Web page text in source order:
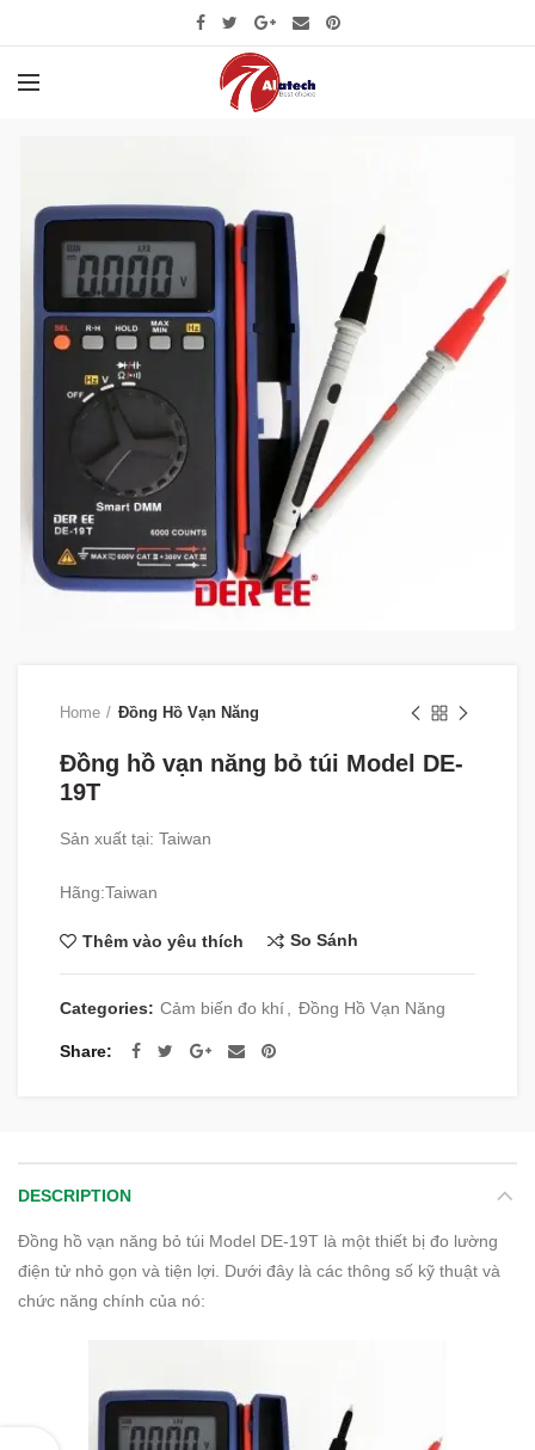
Home Đồng Hồ Vạn Năng
Đồng hồ vạn năng bỏ túi Model DE-
19T
Sản xuất tại: Taiwan
Hãng:Taiwan
Thêm vào yêu thích So Sánh
Categories: Cảm biến đo khí, Đồng Hồ Vạn Năng
Share
DESCRIPTION
Đồng hồ vạn năng bỏ túi Model DE-19T là một thiết bị đo lường
điện tử nhỏ gọn và tiện lợi. Dưới đây là các thông số kỹ thuật và
chức năng chính của nó: